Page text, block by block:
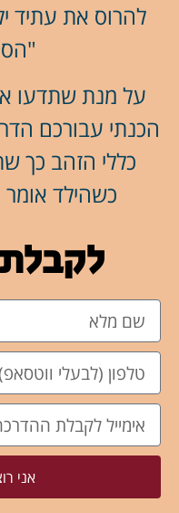
להרוס את עתיד
על מנת שתדעו
כללי הזהב כך
כשהילד אומר
אני